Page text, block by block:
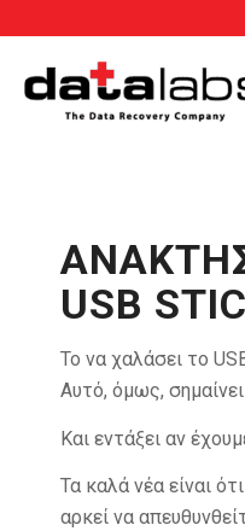
USB
Το να χαλάσει το
Αυτό, όμως,
Και εντάξει αν
Τα καλά νέα είναι
αρκεί να